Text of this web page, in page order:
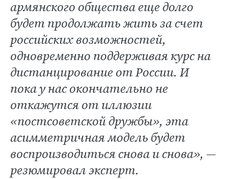
армянского общества еще долго
будет продолжать жить за счет
российских возможностей,
одновременно поддерживая курс на
дистанцирование от России. И
пока у нас окончательно не
откажутся от иллюзии
«постсоветской дружбы», эта
асимметричная модель будет
воспроизводиться снова и снова», —
резюмировал эксперт.